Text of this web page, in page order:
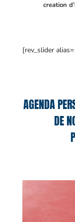
creation
[rev_slider
AGENDA
DE